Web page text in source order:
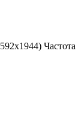
Частота